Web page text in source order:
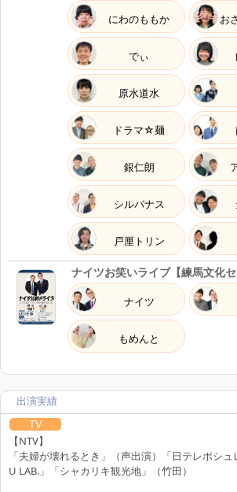
にわのももか お
でぃ
原水道水
ドラマ☆麺
銀仁朗
シルバナス
戸厘トリン
ナイツお笑いライブ【練馬文化セ
ナイツ
もめんと
出演実績
TV
【NTV】
「夫婦が壊れるとき」（声出演）「日テレポシ
U LAB.」「シャカリキ観光地」（竹田）